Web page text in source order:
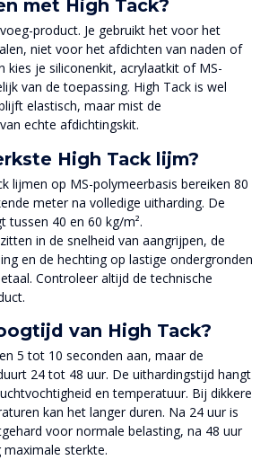
met High Tack?
product. Je gebruikt het voor het
niet voor het afdichten van naden of
kies je siliconenkit, acrylaatkit of MS-
van de toepassing. High Tack is wel
elastisch, maar mist de
echte afdichtingskit.
High Tack lijm?
lijmen op MS-polymeerbasis bereiken 80
meter na volledige uitharding. De
tussen 40 en 60 kg/m².
in de snelheid van aangrijpen, de
en de hechting op lastige ondergronden
Controleer altijd de technische
van High Tack?
5 tot 10 seconden aan, maar de
24 tot 48 uur. De uithardingstijd hangt
en temperatuur. Bij dikkere
kan het langer duren. Na 24 uur is
voor normale belasting, na 48 uur
sterkte.